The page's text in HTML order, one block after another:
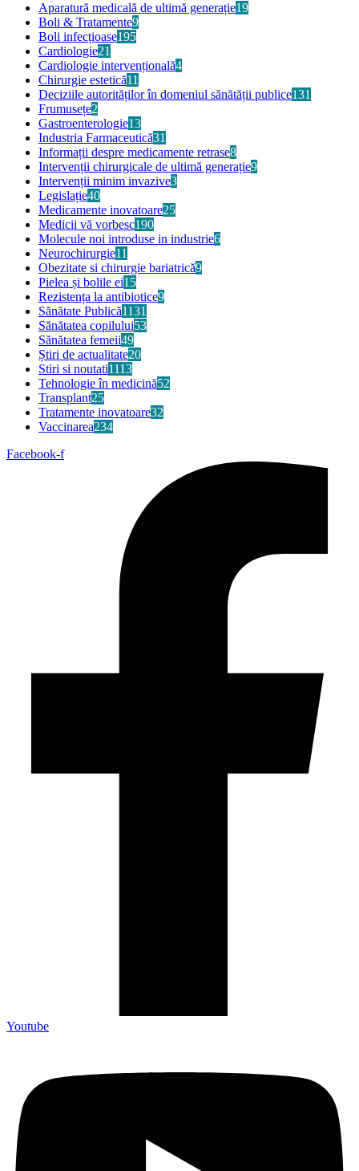
Aparatură medicală de ultimă generație19
Boli & Tratamente9
Boli infecțioase195
Cardiologie21
Cardiologie intervențională4
Chirurgie estetică11
Deciziile autorităților în domeniul sănătății publice131
Frumusețe2
Gastroenterologie13
Industria Farmaceutică31
Informații despre medicamente retrase8
Intervenții chirurgicale de ultimă generație9
Intervenții minim invazive3
Legislație40
Medicamente inovatoare25
Medicii vă vorbesc190
Molecule noi introduse in industrie6
Neurochirurgie11
Obezitate si chirurgie bariatrică9
Pielea și bolile ei15
Rezistența la antibiotice9
Sănătate Publică1131
Sănătatea copilului53
Sănătatea femeii49
Știri de actualitate20
Stiri si noutati1113
Tehnologie în medicină52
Transplant25
Tratamente inovatoare32
Vaccinarea234
Facebook-f
Youtube